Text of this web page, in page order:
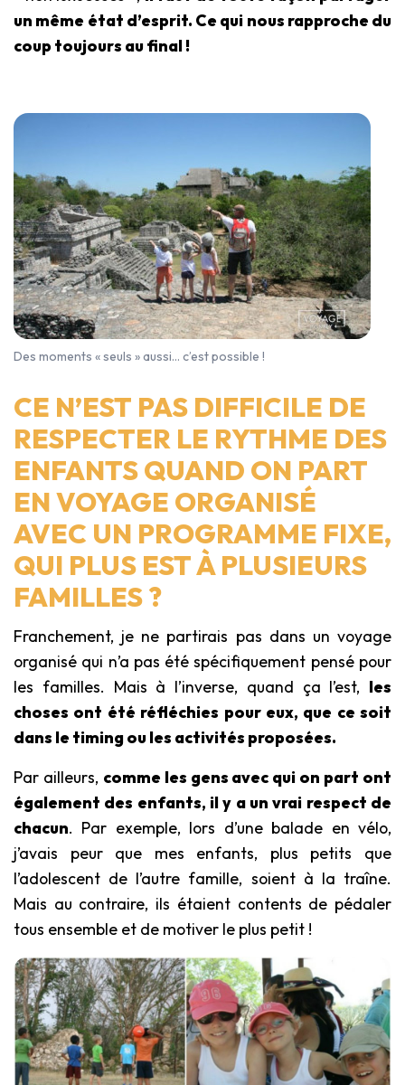
un même état d’esprit. Ce qui nous rapproche du
coup toujours au final !
Des moments « seuls » aussi… c’est possible !
CE N’EST PAS DIFFICILE DE
RESPECTER LE RYTHME DES
ENFANTS QUAND ON PART
EN VOYAGE ORGANISÉ
AVEC UN PROGRAMME FIXE,
QUI PLUS EST À PLUSIEURS
FAMILLES ?
Franchement, je ne partirais pas dans un voyage
organisé qui n’a pas été spécifiquement pensé pour
les familles. Mais à l’inverse, quand ça l’est, les
choses ont été réfléchies pour eux, que ce soit
dans le timing ou les activités proposées.
Par ailleurs, comme les gens avec qui on part ont
également des enfants, il y a un vrai respect de
chacun. Par exemple, lors d’une balade en vélo,
j’avais peur que mes enfants, plus petits que
l’adolescent de l’autre famille, soient à la traîne.
Mais au contraire, ils étaient contents de pédaler
tous ensemble et de motiver le plus petit !